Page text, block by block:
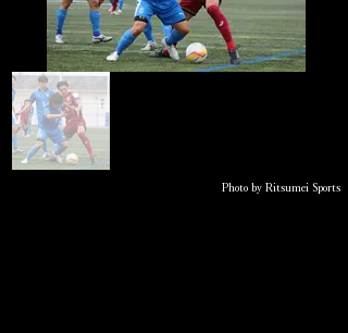
Photo by Ritsumei Sports